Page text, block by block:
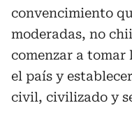
convencimiento
moderadas, no
comenzar a tomar
el país y
civil, civilizado y